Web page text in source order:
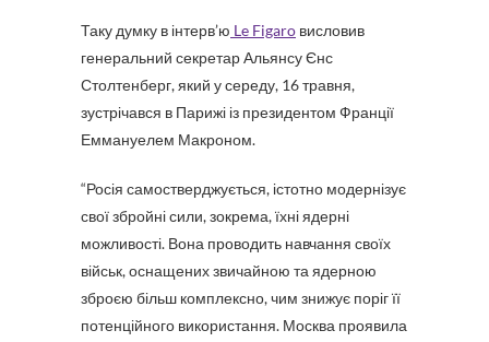
Таку думку в інтерв’ю Le Figaro висловив
генеральний секретар Альянсу Єнс
Столтенберг, який у середу, 16 травня,
зустрічався в Парижі із президентом Франції
Еммануелем Макроном.
“Росія самостверджується, істотно модернізує
свої збройні сили, зокрема, їхні ядерні
можливості. Вона проводить навчання своїх
військ, оснащених звичайною та ядерною
зброєю більш комплексно, чим знижує поріг її
потенційного використання. Москва проявила